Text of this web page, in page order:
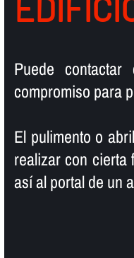
Puede
compromiso para
El pulimento o
realizar con
así­ al portal de un